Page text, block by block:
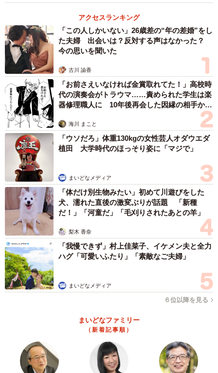
2/3
ヒグマは時速50〜60キロほどで走ることも可能だという。「時速40～60
キロの力士のぶちかましは、全身を強く打って亡くなるレベルでは…」
との声も
駆除は「最後の手段」
福島町で駆除されたオスのヒグマは、体長208センチ、体重
羅臼で駆除されたメスのヒグマは、体長120センチ、体重
94キロ。
対する「力士」のサイズは、幕内力士の平均で、身長185セ
アクセスランキング
「この人しかいない」26歳差の“年の差婚”をし
た夫婦 出会いは？反対する声はなかった？
今の思いを聞いた
古川 諭香
「お前さえいなければ金賞取れてた！」高校時
代の演奏会がトラウマ……責められた学生は楽
器修理職人に 10年後再会した因縁の相手から
海川 まこと
「ウソだろ」体重130kgの女性芸人オダウエダ
植田 大学時代のほっそり姿に「マジで」
まいどなメディア
「体だけ別生物みたい」初めて川遊びをした
犬、濡れた直後の激変ぶりが話題 「新種
だ！」「河童だ」「毛刈りされたあとの羊」
梨木 香奈
「我慢できず」村上佳菜子、イケメン夫と全力
ハグ「可愛いふたり」「素敵なご夫婦」
まいどなメディア
６位以降を見る
まいどなファミリー
（新着記事順）